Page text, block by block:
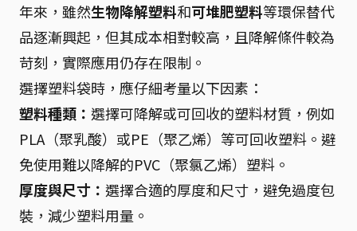
年來，雖然生物降解塑料和可堆肥塑料等環保替代
品逐漸興起，但其成本相對較高，且降解條件較為
苛刻，實際應用仍存在限制。
選擇塑料袋時，應仔細考量以下因素：
塑料種類： 選擇可降解或可回收的塑料材質，例如
PLA（聚乳酸）或PE（聚乙烯）等可回收塑料。避
免使用難以降解的PVC（聚氯乙烯）塑料。
厚度與尺寸： 選擇合適的厚度和尺寸，避免過度包
裝，減少塑料用量。